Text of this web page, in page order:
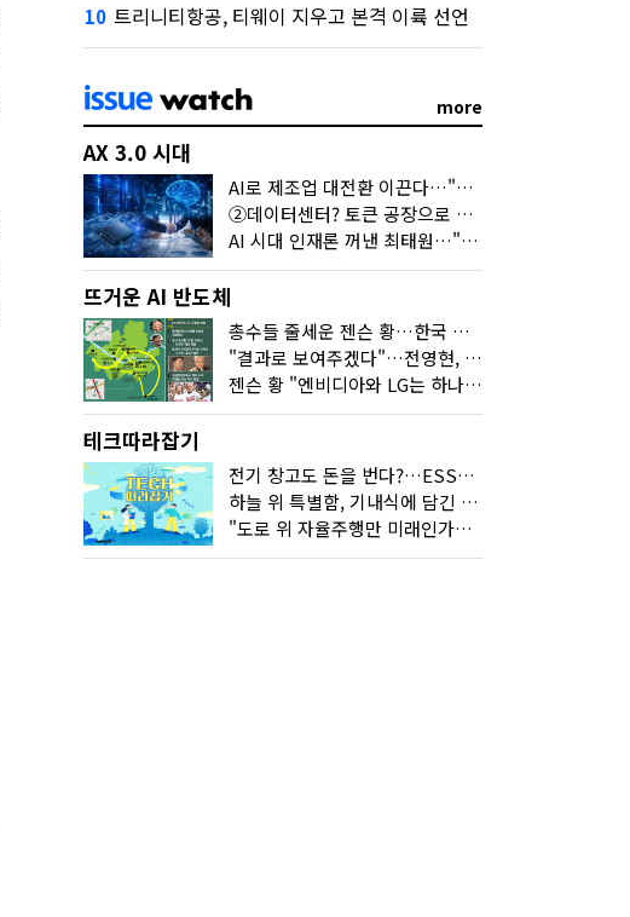
10 트리니티항공, 티웨이 지우고 본격 이륙 선언
more
AX 3.0 시대
AI로 제조업 대전환 이끈다…"2030년까지 민관합동 20조 투자"
②데이터센터? 토큰 공장으로 변신
AI 시대 인재론 꺼낸 최태원…"협업이 경쟁력"
뜨거운 AI 반도체
총수들 줄세운 젠슨 황…한국 산업계 새판 짰다
"결과로 보여주겠다"…전영현, 젠슨 황과 HBM5 논의
젠슨 황 "엔비디아와 LG는 하나의 거대한 팀"
테크따라잡기
전기 창고도 돈을 번다?…ESS의 '두뇌' EMO가 뭐길래
하늘 위 특별함, 기내식에 담긴 기술의 세계
"도로 위 자율주행만 미래인가요"…진흙탕서 길 내는 HD현대 AI 기술